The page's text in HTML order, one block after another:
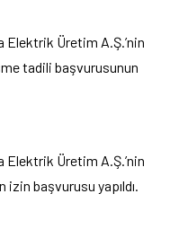
Elektrik Üretim A.Ş.’nin
tadili başvurusunun
Elektrik Üretim A.Ş.’nin
izin başvurusu yapıldı.